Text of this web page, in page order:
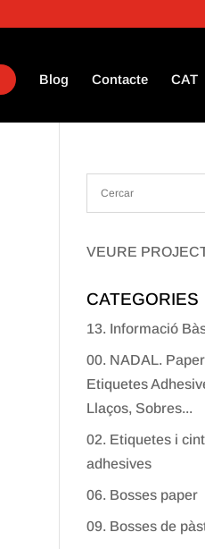
Blog Contacte CAT
VEURE
CATEGORIES
13. Informació
00. NADAL.
Etiquetes
Llaços, Sobres...
02. Etiquetes i
adhesives
06. Bosses paper
09. Bosses de